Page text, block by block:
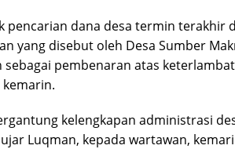
pencarian dana desa termin terakhir
yang disebut oleh Desa Sumber
pembenaran atas
kelengkapan administrasi
Luqman, kepada wartawan,